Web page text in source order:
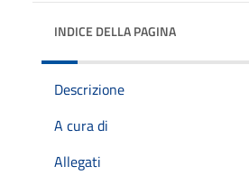
INDICE DELLA PAGINA
Descrizione
A cura di
Allegati